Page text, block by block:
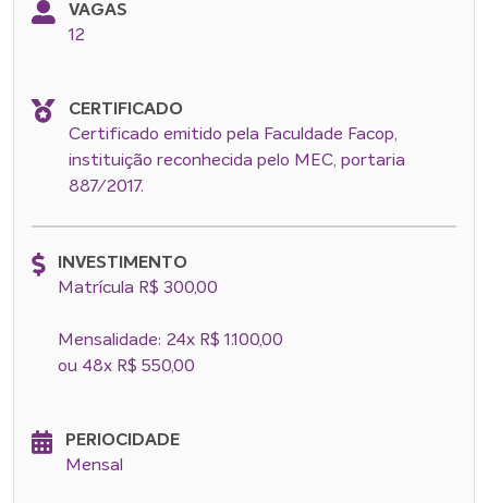
VAGAS
12
CERTIFICADO
Certificado emitido pela Faculdade Facop,
instituição reconhecida pelo MEC, portaria
887/2017.
INVESTIMENTO
Matrícula R$ 300,00
Mensalidade: 24x R$ 1.100,00
ou 48x R$ 550,00
PERIOCIDADE
Mensal